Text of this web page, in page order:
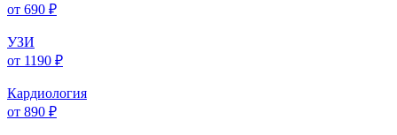
от 690 ₽
УЗИ
от 1190 ₽
Кардиология
от 890 ₽